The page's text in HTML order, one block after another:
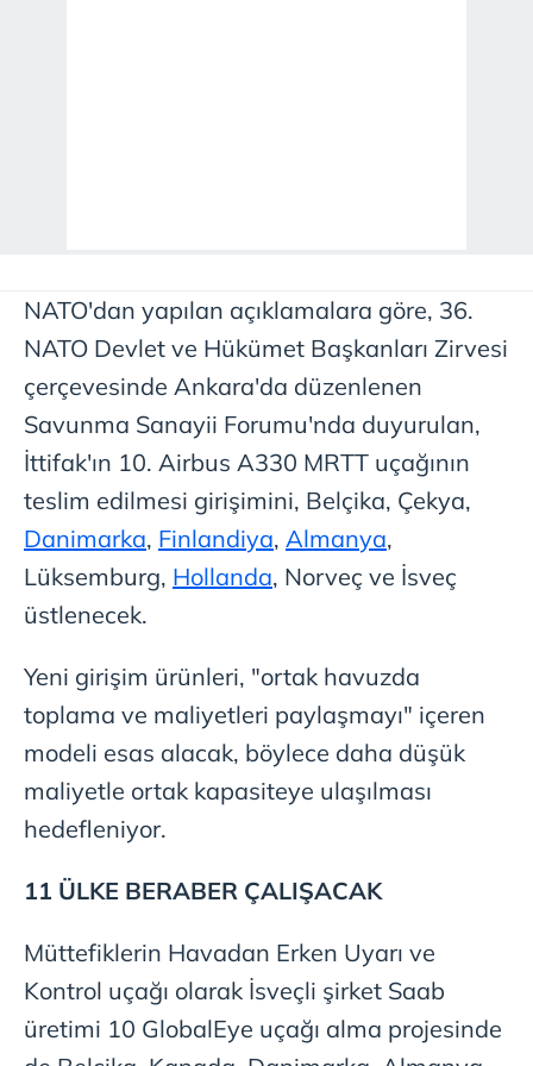
NATO'dan yapılan açıklamalara göre, 36.⁠
⁠NATO Devlet ve Hükümet Başkanları Zirvesi
çerçevesinde Ankara'da düzenlenen
Savunma Sanayii Forumu'nda duyurulan,
İttifak'ın 10. Airbus A330 MRTT uçağının
teslim edilmesi girişimini, Belçika, Çekya,
Danimarka, Finlandiya, Almanya,
Lüksemburg, Hollanda, Norveç ve İsveç
üstlenecek.
Yeni girişim ürünleri, "ortak havuzda
toplama ve maliyetleri paylaşmayı" içeren
modeli esas alacak, böylece daha düşük
maliyetle ortak kapasiteye ulaşılması
hedefleniyor.
11 ÜLKE BERABER ÇALIŞACAK
Müttefiklerin Havadan Erken Uyarı ve
Kontrol uçağı olarak İsveçli şirket Saab
üretimi 10 GlobalEye uçağı alma projesinde